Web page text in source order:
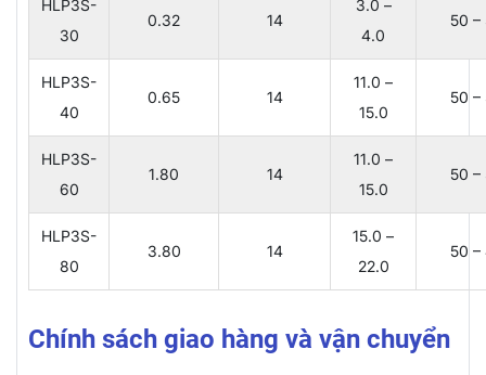
HLP3S-
30
0.32 14
3.0 –
4.0
50 –
HLP3S-
40
0.65 14
11.0 –
15.0
50 –
HLP3S-
60
1.80 14
11.0 –
15.0
50 –
HLP3S-
80
3.80 14
15.0 –
22.0
50 –
Chính sách giao hàng và vận chuyển